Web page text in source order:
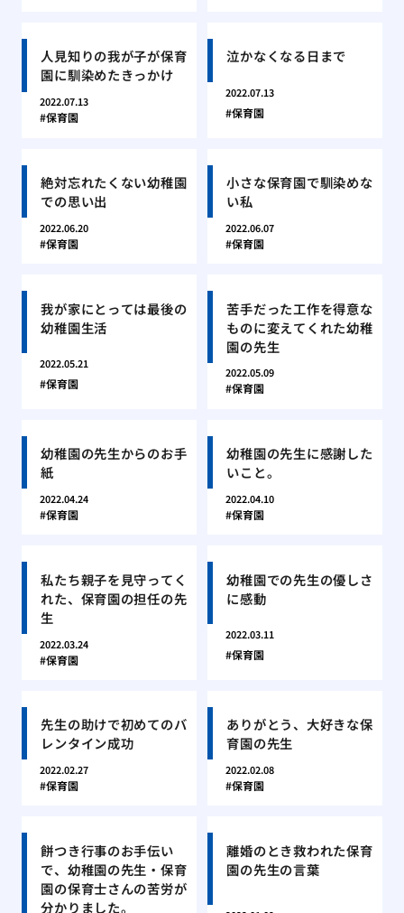
人見知りの我が子が保育
園に馴染めたきっかけ
2022.07.13
保育園
泣かなくなる日まで
2022.07.13
保育園
絶対忘れたくない幼稚園
での思い出
2022.06.20
保育園
小さな保育園で馴染めな
い私
2022.06.07
保育園
我が家にとっては最後の
幼稚園生活
2022.05.21
保育園
苦手だった工作を得意な
ものに変えてくれた幼稚
園の先生
2022.05.09
保育園
幼稚園の先生からのお手
紙
2022.04.24
保育園
幼稚園の先生に感謝した
いこと。
2022.04.10
保育園
私たち親子を見守ってく
れた、保育園の担任の先
生
2022.03.24
保育園
幼稚園での先生の優しさ
に感動
2022.03.11
保育園
先生の助けで初めてのバ
レンタイン成功
2022.02.27
保育園
ありがとう、大好きな保
育園の先生
2022.02.08
保育園
餅つき行事のお手伝い
で、幼稚園の先生・保育
園の保育士さんの苦労が
分かりました。
離婚のとき救われた保育
園の先生の言葉